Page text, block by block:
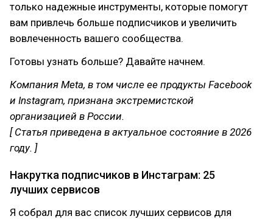
только надежные инструменты, которые помогут
вам привлечь больше подписчиков и увеличить
вовлеченность вашего сообщества.
Готовы узнать больше? Давайте начнем.
Компания Meta, в том числе ее продукты Facebook
и Instagram, признана экстремистской
организацией в России.
[ Статья приведена в актуальное состояние в 2026
году. ]
Накрутка подписчиков в Инстаграм: 25
лучших сервисов
Я собрал для вас список лучших сервисов для